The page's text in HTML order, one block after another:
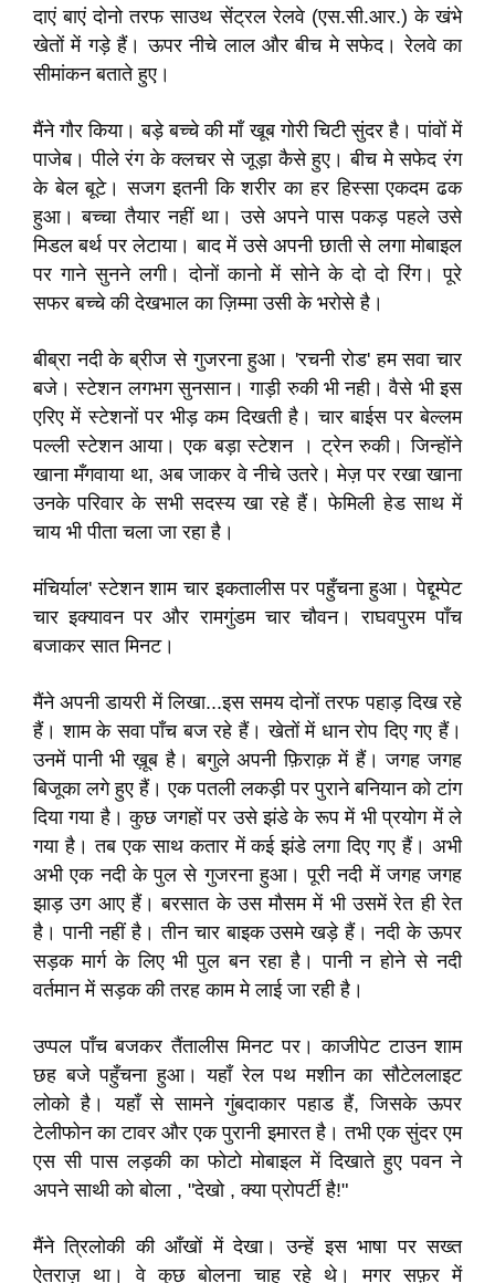
दाएं बाएं दोनो तरफ साउथ सेंट्रल रेलवे (एस.सी.आर.) के खंभे
खेतों में गड़े हैं। ऊपर नीचे लाल और बीच मे सफेद। रेलवे का
सीमांकन बताते हुए।
मैंने गौर किया। बड़े बच्चे की माँ खूब गोरी चिटी सुंदर है। पांवों में
पाजेब। पीले रंग के क्लचर से जूड़ा कैसे हुए। बीच मे सफेद रंग
के बेल बूटे। सजग इतनी कि शरीर का हर हिस्सा एकदम ढक
हुआ। बच्चा तैयार नहीं था। उसे अपने पास पकड़ पहले उसे
मिडल बर्थ पर लेटाया। बाद में उसे अपनी छाती से लगा मोबाइल
पर गाने सुनने लगी। दोनों कानो में सोने के दो दो रिंग। पूरे
सफर बच्चे की देखभाल का ज़िम्मा उसी के भरोसे है।
बीब्रा नदी के ब्रीज से गुजरना हुआ। 'रचनी रोड' हम सवा चार
बजे। स्टेशन लगभग सुनसान। गाड़ी रुकी भी नही। वैसे भी इस
एरिए में स्टेशनों पर भीड़ कम दिखती है। चार बाईस पर बेल्लम
पल्ली स्टेशन आया। एक बड़ा स्टेशन । ट्रेन रुकी। जिन्होंने
खाना मँगवाया था, अब जाकर वे नीचे उतरे। मेज़ पर रखा खाना
उनके परिवार के सभी सदस्य खा रहे हैं। फेमिली हेड साथ में
चाय भी पीता चला जा रहा है।
मंचिर्याल' स्टेशन शाम चार इकतालीस पर पहुँचना हुआ। पेद्दूम्पेट
चार इक्यावन पर और रामगुंडम चार चौवन। राघवपुरम पाँच
बजाकर सात मिनट।
मैंने अपनी डायरी में लिखा...इस समय दोनों तरफ पहाड़ दिख रहे
हैं। शाम के सवा पाँच बज रहे हैं। खेतों में धान रोप दिए गए हैं।
उनमें पानी भी ख़ूब है। बगुले अपनी फ़िराक़ में हैं। जगह जगह
बिजूका लगे हुए हैं। एक पतली लकड़ी पर पुराने बनियान को टांग
दिया गया है। कुछ जगहों पर उसे झंडे के रूप में भी प्रयोग में ले
गया है। तब एक साथ कतार में कई झंडे लगा दिए गए हैं। अभी
अभी एक नदी के पुल से गुजरना हुआ। पूरी नदी में जगह जगह
झाड़ उग आए हैं। बरसात के उस मौसम में भी उसमें रेत ही रेत
है। पानी नहीं है। तीन चार बाइक उसमे खड़े हैं। नदी के ऊपर
सड़क मार्ग के लिए भी पुल बन रहा है। पानी न होने से नदी
वर्तमान में सड़क की तरह काम मे लाई जा रही है।
उप्पल पाँच बजकर तैंतालीस मिनट पर। काजीपेट टाउन शाम
छह बजे पहुँचना हुआ। यहाँ रेल पथ मशीन का सौटेललाइट
लोको है। यहाँ से सामने गुंबदाकार पहाड हैं, जिसके ऊपर
टेलीफोन का टावर और एक पुरानी इमारत है। तभी एक सुंदर एम
एस सी पास लड़की का फोटो मोबाइल में दिखाते हुए पवन ने
अपने साथी को बोला , "देखो , क्या प्रोपर्टी है!"
मैंने त्रिलोकी की आँखों में देखा। उन्हें इस भाषा पर सख्त
ऐतराज़ था। वे कुछ बोलना चाह रहे थे। मगर सफ़र में